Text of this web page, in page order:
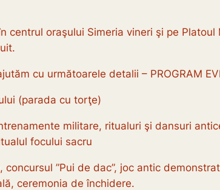
oraşului Simeria vineri şi pe Platoul
cu următoarele detalii – PROGRAM
(parada cu torţe)
militare, ritualuri şi dansuri
focului sacru
”Pui de dac”, joc antic
ceremonia de închidere.